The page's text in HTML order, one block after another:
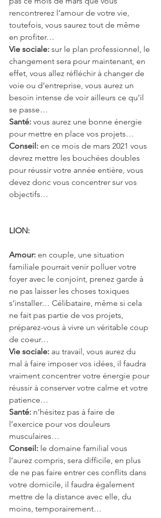
rencontrerez l’amour de votre vie,
toutefois, vous saurez tout de même
en profiter…
Vie sociale: sur le plan professionnel, le
changement sera pour maintenant, en
effet, vous allez réfléchir à changer de
voie ou d’entreprise, vous aurez un
besoin intense de voir ailleurs ce qu’il
se passe…
Santé: vous aurez une bonne énergie
pour mettre en place vos projets…
Conseil: en ce mois de mars 2021 vous
devrez mettre les bouchées doubles
pour réussir votre année entière, vous
devez donc vous concentrer sur vos
objectifs…
LION:
Amour: en couple, une situation
familiale pourrait venir polluer votre
foyer avec le conjoint, prenez garde à
ne pas laisser les choses toxiques
s’installer… Célibataire, même si cela
ne fait pas partie de vos projets,
préparez-vous à vivre un véritable coup
de coeur…
Vie sociale: au travail, vous aurez du
mal à faire imposer vos idées, il faudra
vraiment concentrer votre énergie pour
réussir à conserver votre calme et votre
patience…
Santé: n’hésitez pas à faire de
l’exercice pour vos douleurs
musculaires…
Conseil: le domaine familial vous
l’aurez compris, sera difficile, en plus
de ne pas faire entrer ces conflits dans
votre domicile, il faudra également
mettre de la distance avec elle, du
moins, temporairement…